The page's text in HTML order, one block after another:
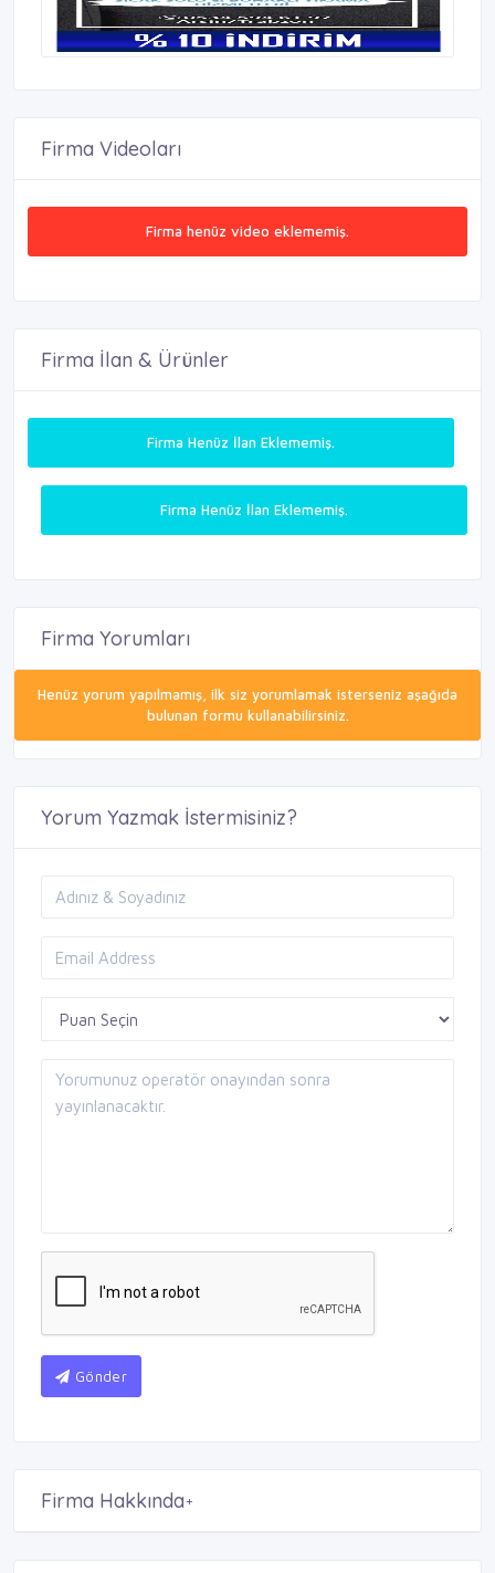
Firma Videoları
Firma henüz video eklememiş.
Firma İlan & Ürünler
Firma Henüz İlan Eklememiş.
Firma Henüz İlan Eklememiş.
Firma Yorumları
Henüz yorum yapılmamış, ilk siz yorumlamak isterseniz aşağıda
bulunan formu kullanabilirsiniz.
Yorum Yazmak İstermisiniz?
Gönder
Firma Hakkında+